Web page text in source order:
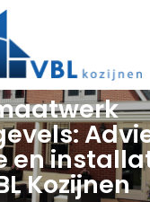
en
Kozijnen